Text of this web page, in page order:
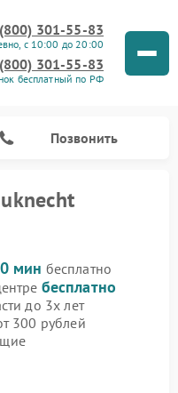
301-55-83
с 10:00 до 20:00
301-55-83
бесплатный по РФ
Позвонить
мин бесплатно
бесплатно
до 3х лет
300 рублей